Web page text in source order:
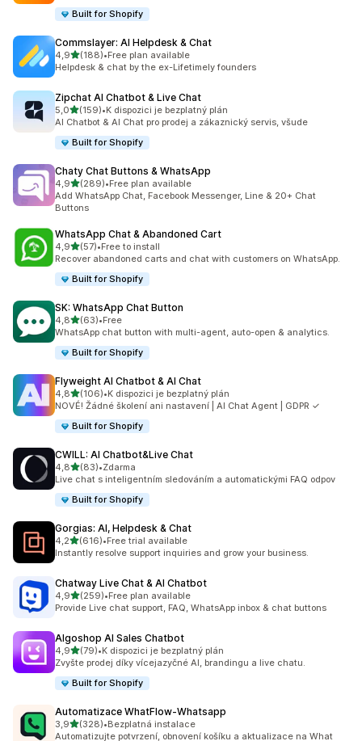
Built for Shopify
Commslayer: AI Helpdesk & Chat
4,9z 5 hvězd
(188)
Celkový počet recenzí: 188
•Free plan available
Helpdesk & chat by the ex-Lifetimely founders
Zipchat AI Chatbot & Live Chat
5,0z 5 hvězd
(159)
Celkový počet recenzí: 159
•K dispozici je bezplatný plán
AI Chatbot & AI Chat pro prodej a zákaznický servis, všude
Built for Shopify
Chaty Chat Buttons & WhatsApp
4,9z 5 hvězd
(289)
Celkový počet recenzí: 289
•Free plan available
Add WhatsApp Chat, Facebook Messenger, Line & 20+ Chat
Buttons
WhatsApp Chat & Abandoned Cart
4,9z 5 hvězd
(57)
Celkový počet recenzí: 57
•Free to install
Recover abandoned carts and chat with customers on WhatsApp.
Built for Shopify
SK: WhatsApp Chat Button
4,8z 5 hvězd
(63)
Celkový počet recenzí: 63
•Free
WhatsApp chat button with multi-agent, auto-open & analytics.
Built for Shopify
Flyweight AI Chatbot & AI Chat
4,8z 5 hvězd
(106)
Celkový počet recenzí: 106
•K dispozici je bezplatný plán
NOVÉ! Žádné školení ani nastavení | AI Chat Agent | GDPR ✓
Built for Shopify
CWILL: AI Chatbot&Live Chat
4,8z 5 hvězd
(83)
Celkový počet recenzí: 83
•Zdarma
Live chat s inteligentním sledováním a automatickými FAQ odpov
Built for Shopify
Gorgias: AI, Helpdesk & Chat
4,2z 5 hvězd
(616)
Celkový počet recenzí: 616
•Free trial available
Instantly resolve support inquiries and grow your business.
Chatway Live Chat & AI Chatbot
4,9z 5 hvězd
(259)
Celkový počet recenzí: 259
•Free plan available
Provide Live chat support, FAQ, WhatsApp inbox & chat buttons
Algoshop AI Sales Chatbot
4,9z 5 hvězd
(79)
Celkový počet recenzí: 79
•K dispozici je bezplatný plán
Zvyšte prodej díky vícejazyčné AI, brandingu a live chatu.
Built for Shopify
Automatizace WhatFlow‑Whatsapp
3,9z 5 hvězd
(328)
Celkový počet recenzí: 328
•Bezplatná instalace
Automatizujte potvrzení, obnovení košíku a aktualizace na What